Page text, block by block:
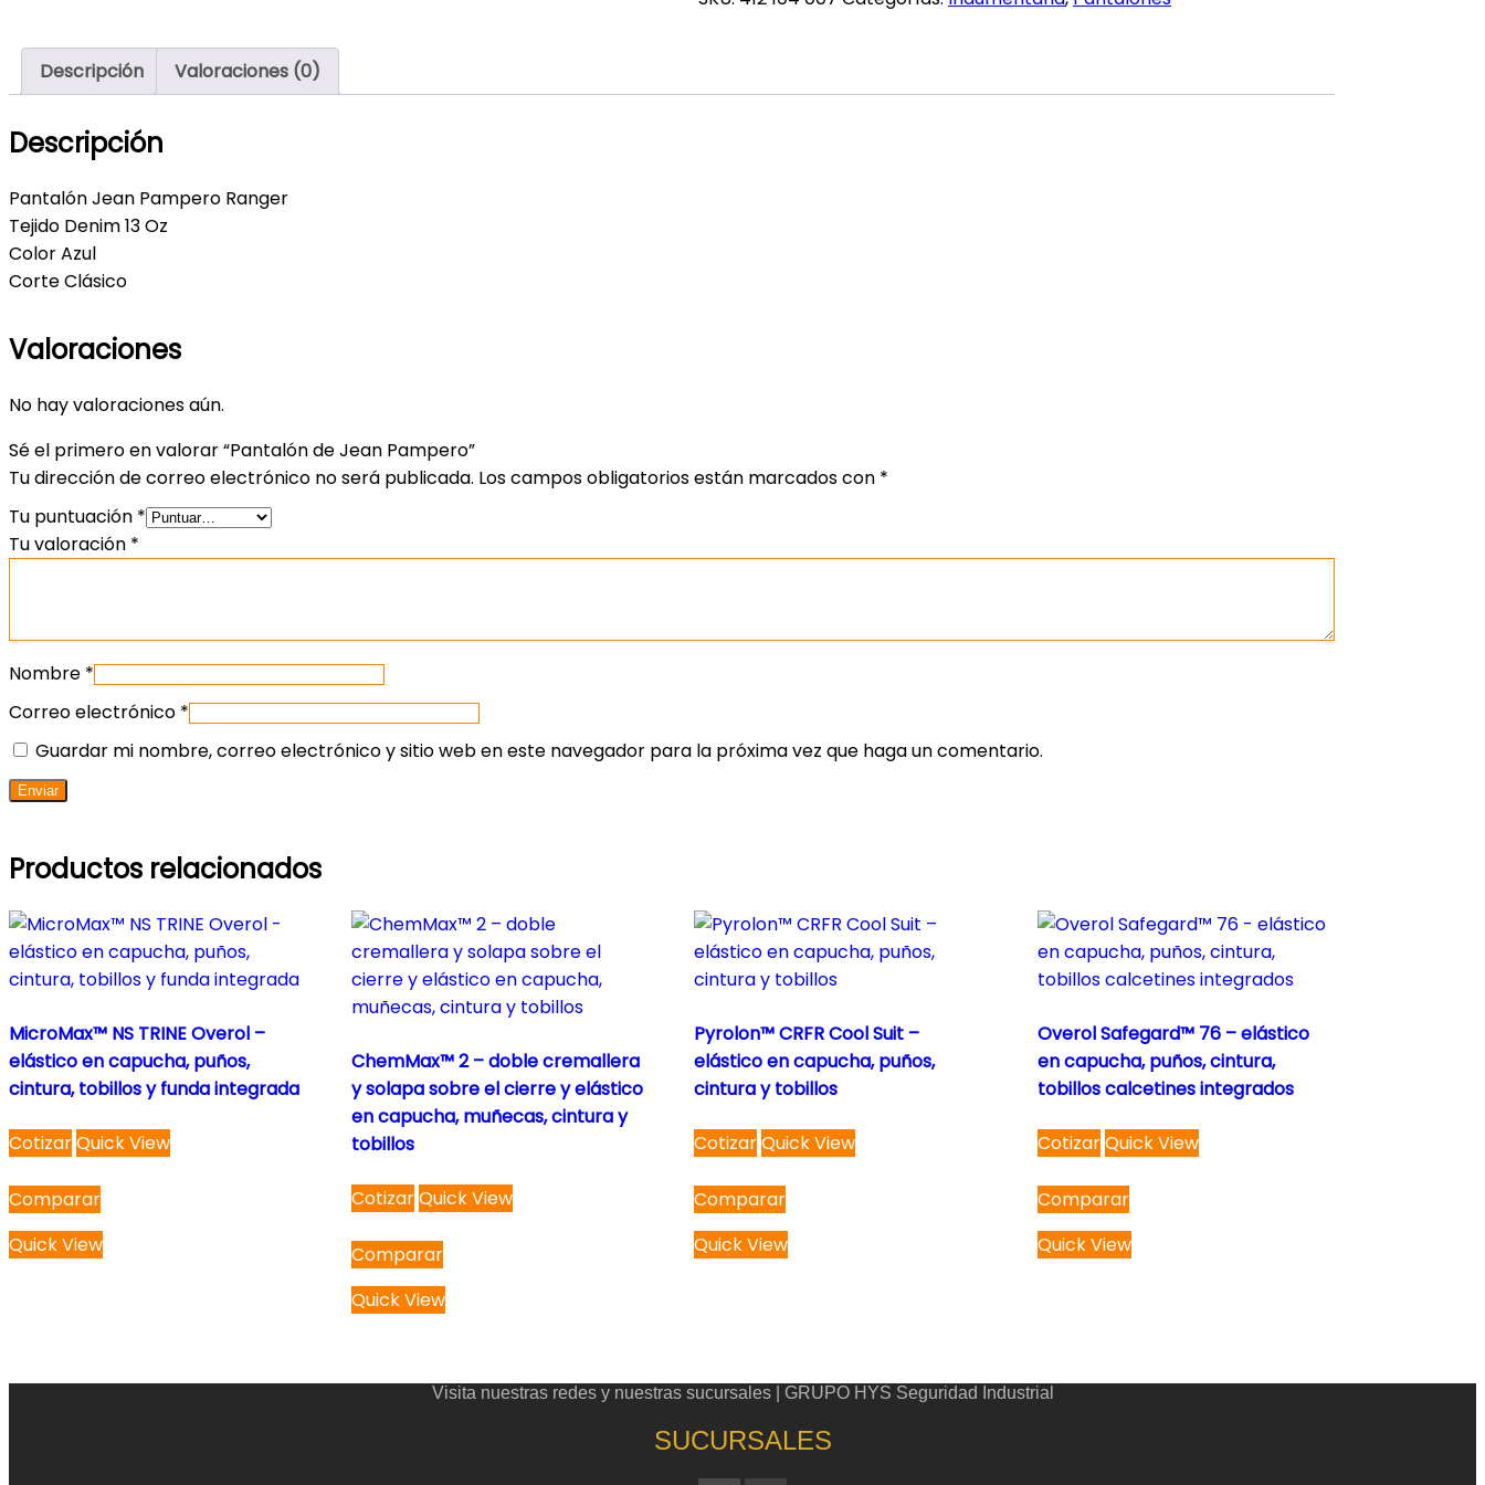
Descripción Valoraciones (0)
Descripción
Pantalón Jean Pampero Ranger
Tejido Denim 13 Oz
Color Azul
Corte Clásico
Valoraciones
No hay valoraciones aún.
Sé el primero en valorar “Pantalón de Jean Pampero”
Tu dirección de correo electrónico no será publicada. Los campos obligatorios están marcados con *
Tu puntuación *
Tu valoración *
Nombre *
Correo electrónico *
Guardar mi nombre, correo electrónico y sitio web en este navegador para la próxima vez que haga un comentario.
Productos relacionados
MicroMax™ NS TRINE Overol –
elástico en capucha, puños,
cintura, tobillos y funda integrada
Cotizar
This
product
multiple
variants.
The
Quick View
Comparar
Quick View
ChemMax™ 2 – doble cremallera
y solapa sobre el cierre y elástico
en capucha, muñecas, cintura y
tobillos
Cotizar
This
product
multiple
variants.
The
be
Quick View
Comparar
Quick View
Pyrolon™ CRFR Cool Suit –
elástico en capucha, puños,
cintura y tobillos
Cotizar
This
product
multiple
variants.
The
on
the
product
Quick View
Comparar
Quick View
Overol Safegard™ 76 – elástico
en capucha, puños, cintura,
tobillos calcetines integrados
Cotizar
This
product
multiple
variants.
The
Quick View
Comparar
Quick View
Visita nuestras redes y nuestras sucursales | GRUPO HYS Seguridad Industrial
SUCURSALES